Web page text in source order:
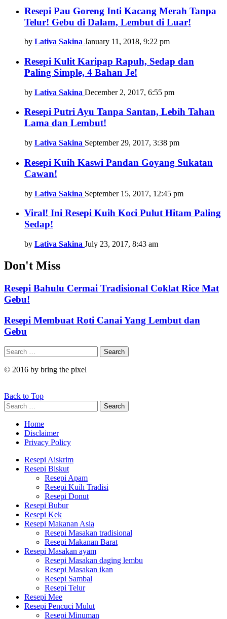
Resepi Pau Goreng Inti Kacang Merah Tanpa
Telur! Gebu di Dalam, Lembut di Luar!
by Lativa Sakina January 11, 2018, 9:22 pm
Resepi Kulit Karipap Rapuh, Sedap dan
Paling Simple, 4 Bahan Je!
by Lativa Sakina December 2, 2017, 6:55 pm
Resepi Putri Ayu Tanpa Santan, Lebih Tahan
Lama dan Lembut!
by Lativa Sakina September 29, 2017, 3:38 pm
Resepi Kuih Kaswi Pandan Goyang Sukatan
Cawan!
by Lativa Sakina September 15, 2017, 12:45 pm
Viral! Ini Resepi Kuih Koci Pulut Hitam Paling
Sedap!
by Lativa Sakina July 23, 2017, 8:43 am
Don't Miss
Resepi Bahulu Cermai Tradisional Coklat Rice Mat
Gebu!
Resepi Membuat Roti Canai Yang Lembut dan
Gebu
Search
for:
Search
© 2016 by bring the pixel
Back to Top
Search
for:
Search
Home
Disclaimer
Privacy Policy
Resepi Aiskrim
Resepi Biskut
Resepi Apam
Resepi Kuih Tradisi
Resepi Donut
Resepi Bubur
Resepi Kek
Resepi Makanan Asia
Resepi Masakan tradisional
Resepi Makanan Barat
Resepi Masakan ayam
Resepi Masakan daging lembu
Resepi Masakan ikan
Resepi Sambal
Resepi Telur
Resepi Mee
Resepi Pencuci Mulut
Resepi Minuman